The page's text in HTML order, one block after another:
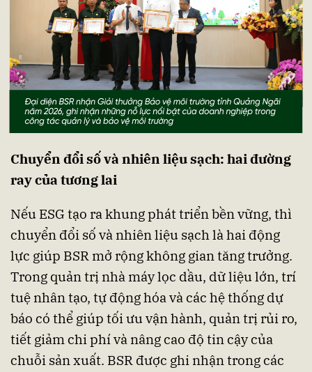
Chuyển đổi số và nhiên liệu sạch: hai đường
ray của tương lai
Nếu ESG tạo ra khung phát triển bền vững, thì
chuyển đổi số và nhiên liệu sạch là hai động
lực giúp BSR mở rộng không gian tăng trưởng.
Trong quản trị nhà máy lọc dầu, dữ liệu lớn, trí
tuệ nhân tạo, tự động hóa và các hệ thống dự
báo có thể giúp tối ưu vận hành, quản trị rủi ro,
tiết giảm chi phí và nâng cao độ tin cậy của
chuỗi sản xuất. BSR được ghi nhận trong các